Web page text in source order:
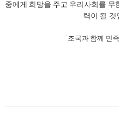
중에게 희망을 주고 우리사회를 무
력이 될 것
「 조국과 함께 민